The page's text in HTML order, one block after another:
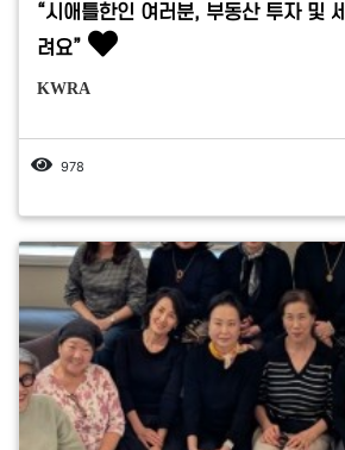
“시애틀한인 여러분, 부동산 투자 및
려요”
KWRA
978